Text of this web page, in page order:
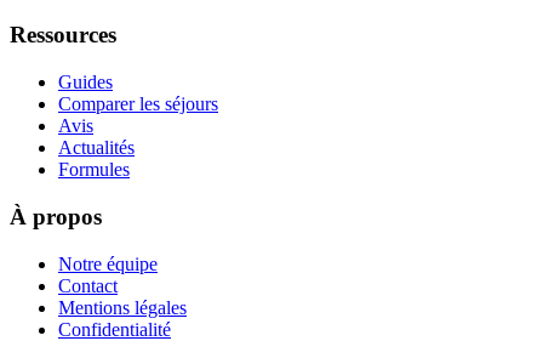
Ressources
Guides
Comparer les séjours
Avis
Actualités
Formules
À propos
Notre équipe
Contact
Mentions légales
Confidentialité